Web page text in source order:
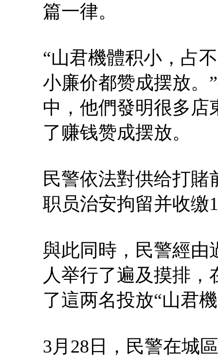
篇一律。
“山君機體积小，占
小廉价都赞成摆放。
中，他們發明很多店
了赚钱赞成摆放。
民警依法對供给打賭
职员治安拘留并收缴
與此同時，民警經由
人举行了遍及摸排
了這两名投放“山君
3月28日，民警在城